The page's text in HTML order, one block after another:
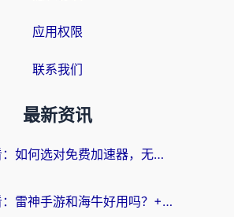
应用权限
联系我们
最新资讯
海外党必看：如何选对免费加速器，无缝访问国内资源不踩坑？
海外党必看：雷神手游和海牛好用吗？+3款热门加速器实测对比，附番茄加速器无缝回国指南